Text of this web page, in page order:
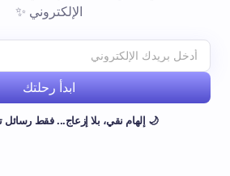
الإلكتروني ✨
ابدأ رحلتك
🌙 إلهام نقي، بلا إزعاج... فقط